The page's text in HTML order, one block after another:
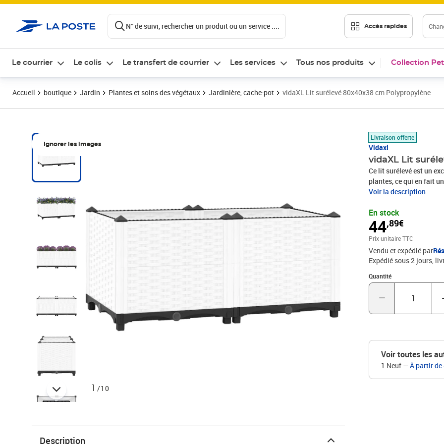
N° de suivi, rechercher un produit ou un service .... Accès rapides
Le courrier Le colis Le transfert de courrier Les services Tous nos produits Collection
Accueil boutique Jardin Plantes et soins des végétaux Jardinière, cache-pot vidaXL Lit surélevé 80x40x38 cm Polypropylène
Ignorer les images
1 /10
Livraison offerte
Vidaxl
vidaXL Lit
Ce lit surélevé est un
plantes, ce qui en fait
polypropylène est un
chocs.Grand espace :
une grande quantité de
herbes et fleurs.Design
convient aux jardins,
endroit où l'on peut
montage, chaque
Voir la description
En stock
44,89€
Prix 44,89€
Prix unitaire TTC
Vendu et expédié par
Expédié sous 2 jours
Quantité
Quantité : 1
Voir toutes les
1 Neuf —À partir de
Description